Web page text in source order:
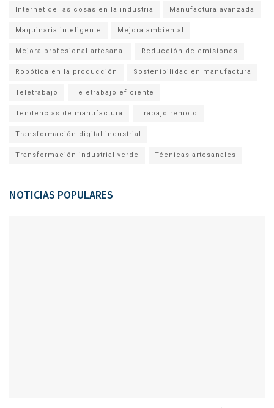
Internet de las cosas en la industria Manufactura avanzada
Maquinaria inteligente Mejora ambiental
Mejora profesional artesanal Reducción de emisiones
Robótica en la producción Sostenibilidad en manufactura
Teletrabajo Teletrabajo eficiente
Tendencias de manufactura Trabajo remoto
Transformación digital industrial
Transformación industrial verde Técnicas artesanales
NOTICIAS POPULARES